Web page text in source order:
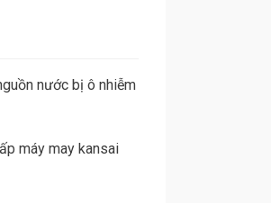
nước bị ô nhiễm
máy may kansai